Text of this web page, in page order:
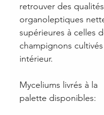
retrouver des qualités
organoleptiques
supérieures à celles
champignons
intérieur.
Myceliums livrés à la
palette disponibles: